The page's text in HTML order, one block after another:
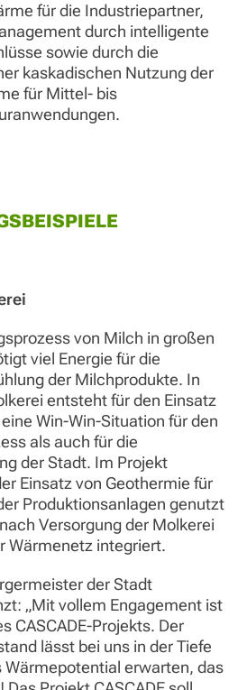
für die Industriepartner,
durch intelligente
sowie durch die
kaskadischen Nutzung der
für Mittel- bis
von Milch in großen
viel Energie für die
der Milchprodukte. In
entsteht für den Einsatz
Win-Win-Situation für den
als auch für die
der Stadt. Im Projekt
Einsatz von Geothermie für
Produktionsanlagen genutzt
Versorgung der Molkerei
Wärmenetz integriert.
der Stadt
„Mit vollem Engagement ist
CASCADE-Projekts. Der
lässt bei uns in der Tiefe
erwarten, das